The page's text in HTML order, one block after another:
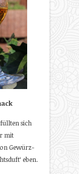
sich
mit
Gewürz-
eben.